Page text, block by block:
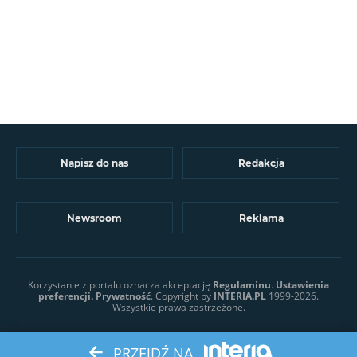
Napisz do nas Redakcja
Newsroom Reklama
Korzystanie z portalu oznacza akceptację Regulaminu. Ustawienia
preferencji. Prywatność. Copyright by INTERIA.PL 1999-2026.
Wszystkie prawa zastrzeżone.
PRZEJDŹ NA